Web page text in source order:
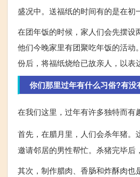
盛况中。送福纸的时间有的是在初
在团年饭的时候，家人们会先摆
他们今晚家里有团聚吃年饭的活
份后，将福纸烧给已故亲人，以表
你们那里过年有什么习俗?有
在我们这里，过年有许多独特而有
首先，在腊月里，人们会杀年猪
邀请邻居的男性帮忙。杀猪完毕后
其次，制作腊肉、香肠和炸酥肉